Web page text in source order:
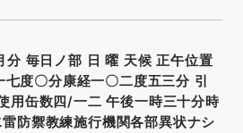
分 毎日ノ部 日 曜 天候 正午位置
度〇分康経一〇二度五三分 引
用缶数四/一二 午後一時三十分時
防禦教練施行機関各部異状ナシ